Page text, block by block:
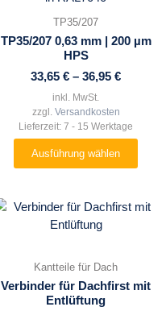
TP35/207
TP35/207 0,63 mm | 200 µm
HPS
33,65 € – 36,95 €
inkl. MwSt.
zzgl. Versandkosten
Lieferzeit: 7 - 15 Werktage
Ausführung wählen
auf.
Optionen
können
auf
der
Produktseite
Kantteile für Dach
Verbinder für Dachfirst mit
Entlüftung
Dieses
Produkt
auf.